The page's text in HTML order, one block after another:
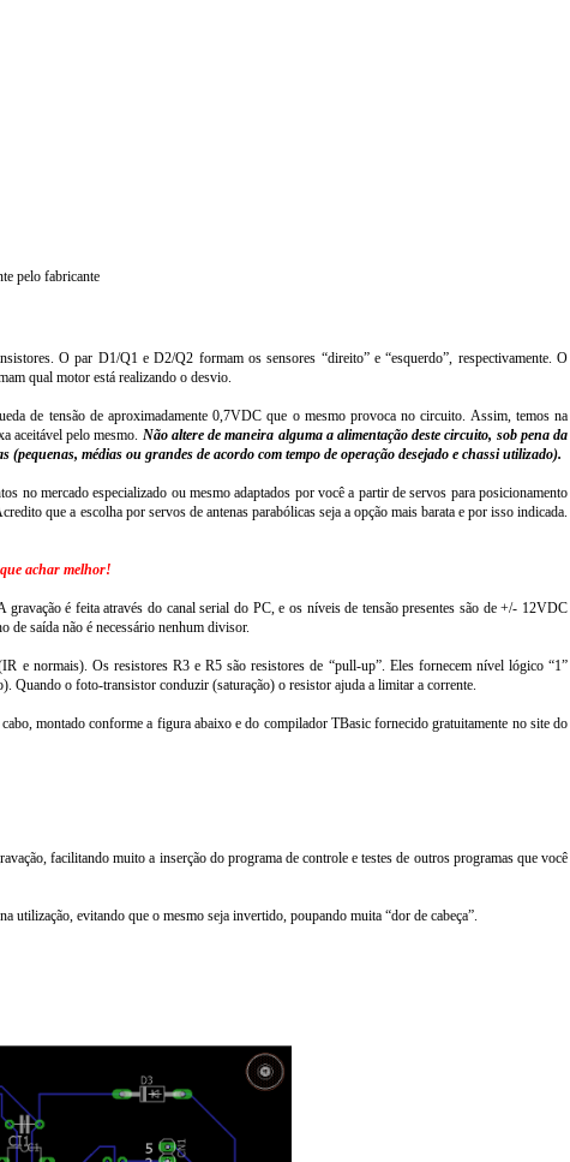
pelo fabricante
O par D1/Q1 e D2/Q2 formam os sensores “direito” e “esquerdo”, respectivamente. O
qual motor está realizando o desvio.
de tensão de aproximadamente 0,7VDC que o mesmo provoca no circuito. Assim, temos na
aceitável pelo mesmo. Não altere de maneira alguma a alimentação deste circuito, sob pena da
médias ou grandes de acordo com tempo de operação desejado e chassi utilizado).
no mercado especializado ou mesmo adaptados por você a partir de servos para posicionamento
que a escolha por servos de antenas parabólicas seja a opção mais barata e por isso indicada.
achar melhor!
é feita através do canal serial do PC, e os níveis de tensão presentes são de +/- 12VDC
de saída não é necessário nenhum divisor.
e normais). Os resistores R3 e R5 são resistores de “pull-up”. Eles fornecem nível lógico “1”
Quando o foto-transistor conduzir (saturação) o resistor ajuda a limitar a corrente.
montado conforme a figura abaixo e do compilador TBasic fornecido gratuitamente no site do
facilitando muito a inserção do programa de controle e testes de outros programas que você
evitando que o mesmo seja invertido, poupando muita “dor de cabeça”.